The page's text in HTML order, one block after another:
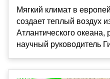
Мягкий климат в
создает теплый воздух
Атлантического океана,
научный руководитель